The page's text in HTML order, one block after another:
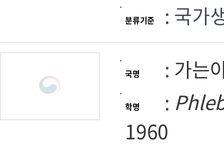
분류기준 : 국가
국명 : 가는
학명 :
1960